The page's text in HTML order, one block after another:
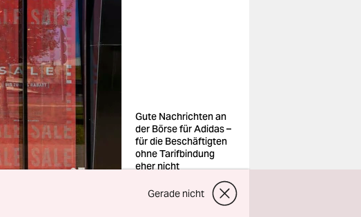
Gute Nachrichten an
der Börse für Adidas –
für die Beschäftigten
ohne Tarifbindung
eher nicht
Probst/imagebroker/i
Gerade nicht